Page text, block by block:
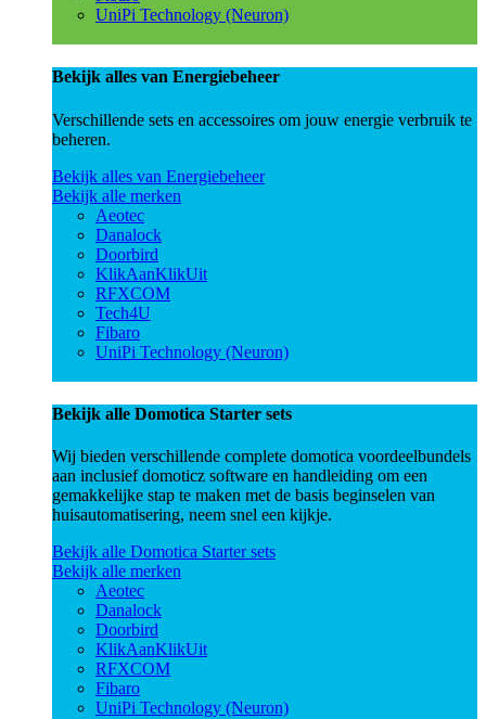
UniPi Technology (Neuron)
Bekijk alles van Energiebeheer
Verschillende sets en accessoires om jouw energie verbruik te
beheren.
Bekijk alles van Energiebeheer
Bekijk alle merken
Aeotec
Danalock
Doorbird
KlikAanKlikUit
RFXCOM
Tech4U
Fibaro
UniPi Technology (Neuron)
Bekijk alle Domotica Starter sets
Wij bieden verschillende complete domotica voordeelbundels
aan inclusief domoticz software en handleiding om een
gemakkelijke stap te maken met de basis beginselen van
huisautomatisering, neem snel een kijkje.
Bekijk alle Domotica Starter sets
Bekijk alle merken
Aeotec
Danalock
Doorbird
KlikAanKlikUit
RFXCOM
Fibaro
UniPi Technology (Neuron)